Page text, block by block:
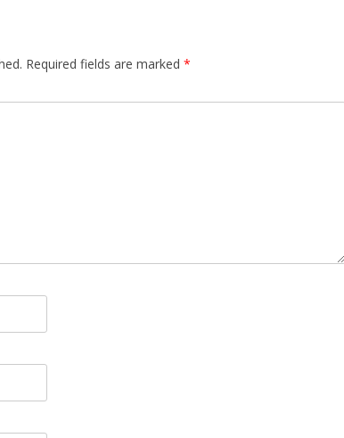
Required fields are marked *